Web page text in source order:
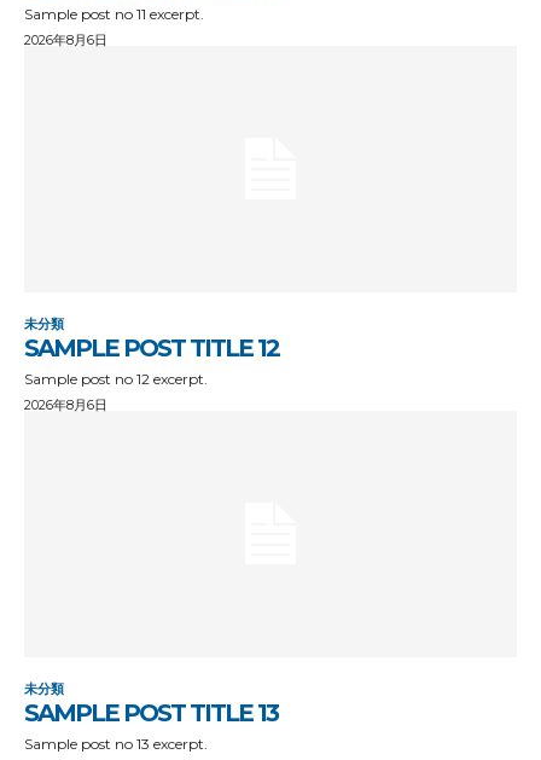
Sample post no 11 excerpt.
2026年8月6日
未分類
SAMPLE POST TITLE 12
Sample post no 12 excerpt.
2026年8月6日
未分類
SAMPLE POST TITLE 13
Sample post no 13 excerpt.